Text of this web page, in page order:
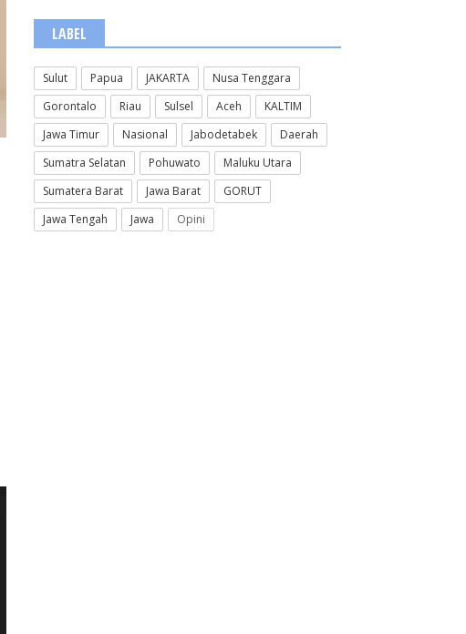
LABEL
Sulut Papua JAKARTA
Nusa Tenggara
Gorontalo
Riau Sulsel Aceh
KALTIM
Jawa Timur
Nasional Jabodetabek
Daerah
Sumatra Selatan
Pohuwato
Maluku Utara
Sumatera Barat
Jawa Barat
GORUT
Jawa Tengah
Jawa Opini